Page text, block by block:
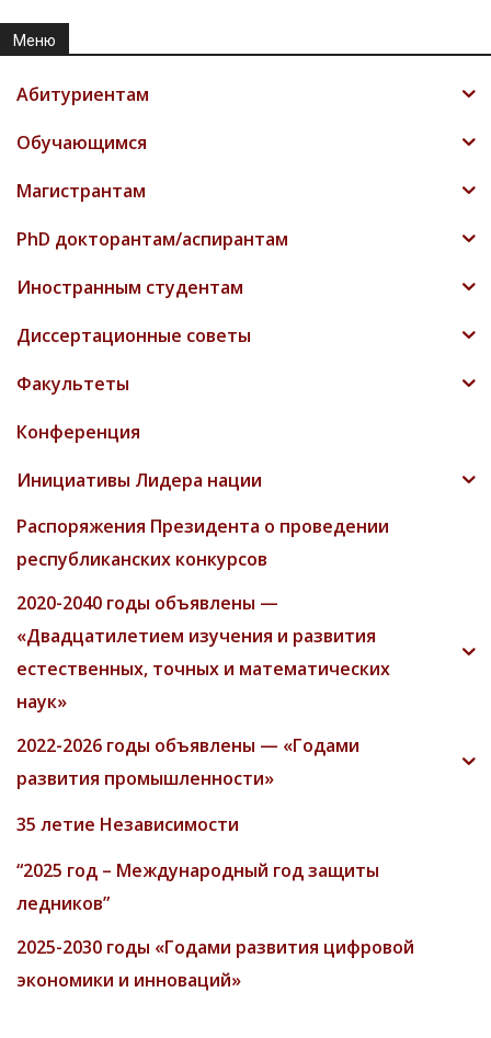
Меню
Абитуриентам
Обучающимся
Магистрантам
PhD докторантам/аспирантам
Иностранным студентам
Диссертационные советы
Факультеты
Конференция
Инициативы Лидера нации
Распоряжения Президента о проведении
республиканских конкурсов
2020-2040 годы объявлены —
«Двадцатилетием изучения и развития
естественных, точных и математических
наук»
2022-2026 годы объявлены — «Годами
развития промышленности»
35 летие Независимости
“2025 год – Международный год защиты
ледников”
2025-2030 годы «Годами развития цифровой
экономики и инноваций»